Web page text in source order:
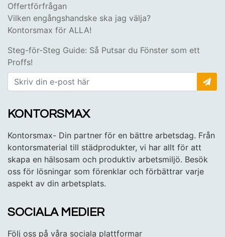
Offertförfrågan
Vilken engångshandske ska jag välja?
Kontorsmax för ALLA!
Steg-för-Steg Guide: Så Putsar du Fönster som ett
Proffs!
KONTORSMAX
Kontorsmax- Din partner för en bättre arbetsdag. Från
kontorsmaterial till städprodukter, vi har allt för att
skapa en hälsosam och produktiv arbetsmiljö. Besök
oss för lösningar som förenklar och förbättrar varje
aspekt av din arbetsplats.
SOCIALA MEDIER
Följ oss på våra sociala plattformar